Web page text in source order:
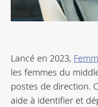
Lancé en 2023,
les femmes du
postes de direction.
aide à identifier et